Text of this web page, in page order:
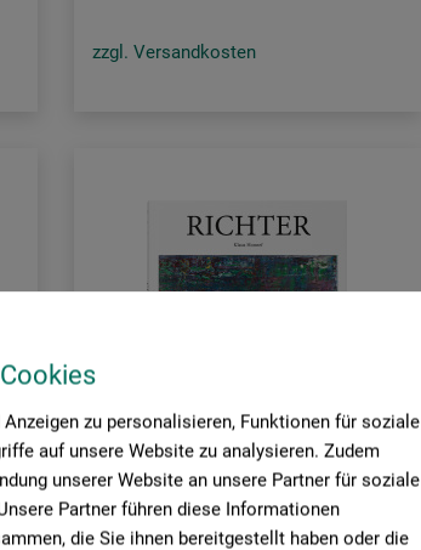
zu personalisieren, Funktionen für soziale
auf unsere Website zu analysieren. Zudem
unserer Website an unsere Partner für soziale
Partner führen diese Informationen
die Sie ihnen bereitgestellt haben oder die
zzgl. Versandkosten